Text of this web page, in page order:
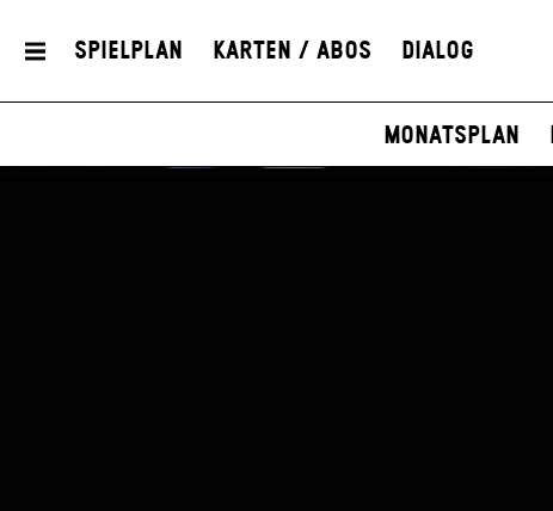
Spielplan Karten / Abos Dialog
Monatsplan